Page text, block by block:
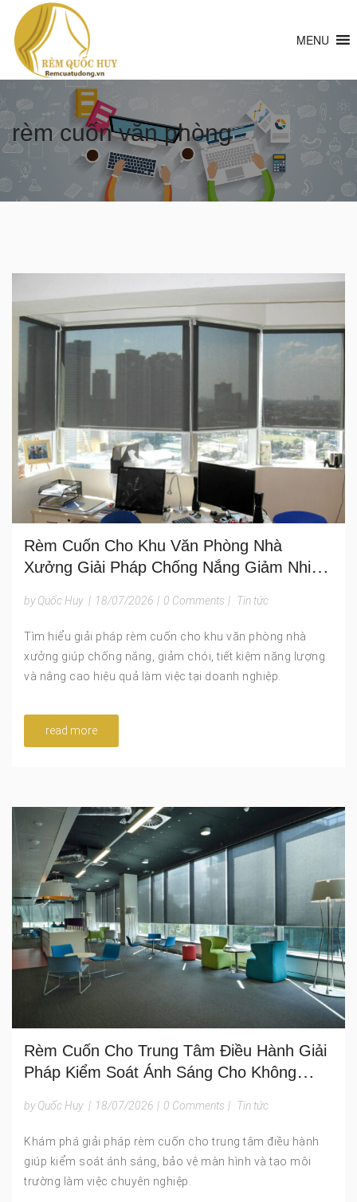
MENU
rèm cuốn văn phòng
Rèm Cuốn Cho Khu Văn Phòng Nhà
Xưởng Giải Pháp Chống Nắng Giảm Nhiệt
by Quốc Huy | 18/07/2026 | 0 Comments | Tin tức
Tìm hiểu giải pháp rèm cuốn cho khu văn phòng nhà
xưởng giúp chống nắng, giảm chói, tiết kiệm năng lượng
và nâng cao hiệu quả làm việc tại doanh nghiệp.
read more
Rèm Cuốn Cho Trung Tâm Điều Hành Giải
Pháp Kiểm Soát Ánh Sáng Cho Không
by Quốc Huy | 18/07/2026 | 0 Comments | Tin tức
Khám phá giải pháp rèm cuốn cho trung tâm điều hành
giúp kiểm soát ánh sáng, bảo vệ màn hình và tạo môi
trường làm việc chuyên nghiệp.